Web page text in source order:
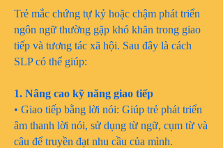
Trẻ mắc chứng tự kỷ hoặc chậm phát triển
ngôn ngữ thường gặp khó khăn trong giao
tiếp và tương tác xã hội. Sau đây là cách
SLP có thể giúp:
1. Nâng cao kỹ năng giao tiếp
• Giao tiếp bằng lời nói: Giúp trẻ phát triển
âm thanh lời nói, sử dụng từ ngữ, cụm từ và
câu để truyền đạt nhu cầu của mình.